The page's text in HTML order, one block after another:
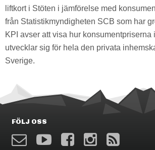
liftkort i Stöten i jämförelse med
från Statistikmyndigheten SCB som har
KPI avser att visa hur konsumentpriserna
utvecklar sig för hela den privata
Sverige.
FÖLJ OSS